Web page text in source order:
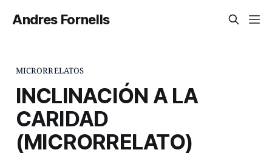
Andres Fornells
MICRORRELATOS
INCLINACIÓN A LA
CARIDAD
(MICRORRELATO)